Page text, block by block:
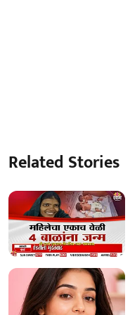
Related Stories